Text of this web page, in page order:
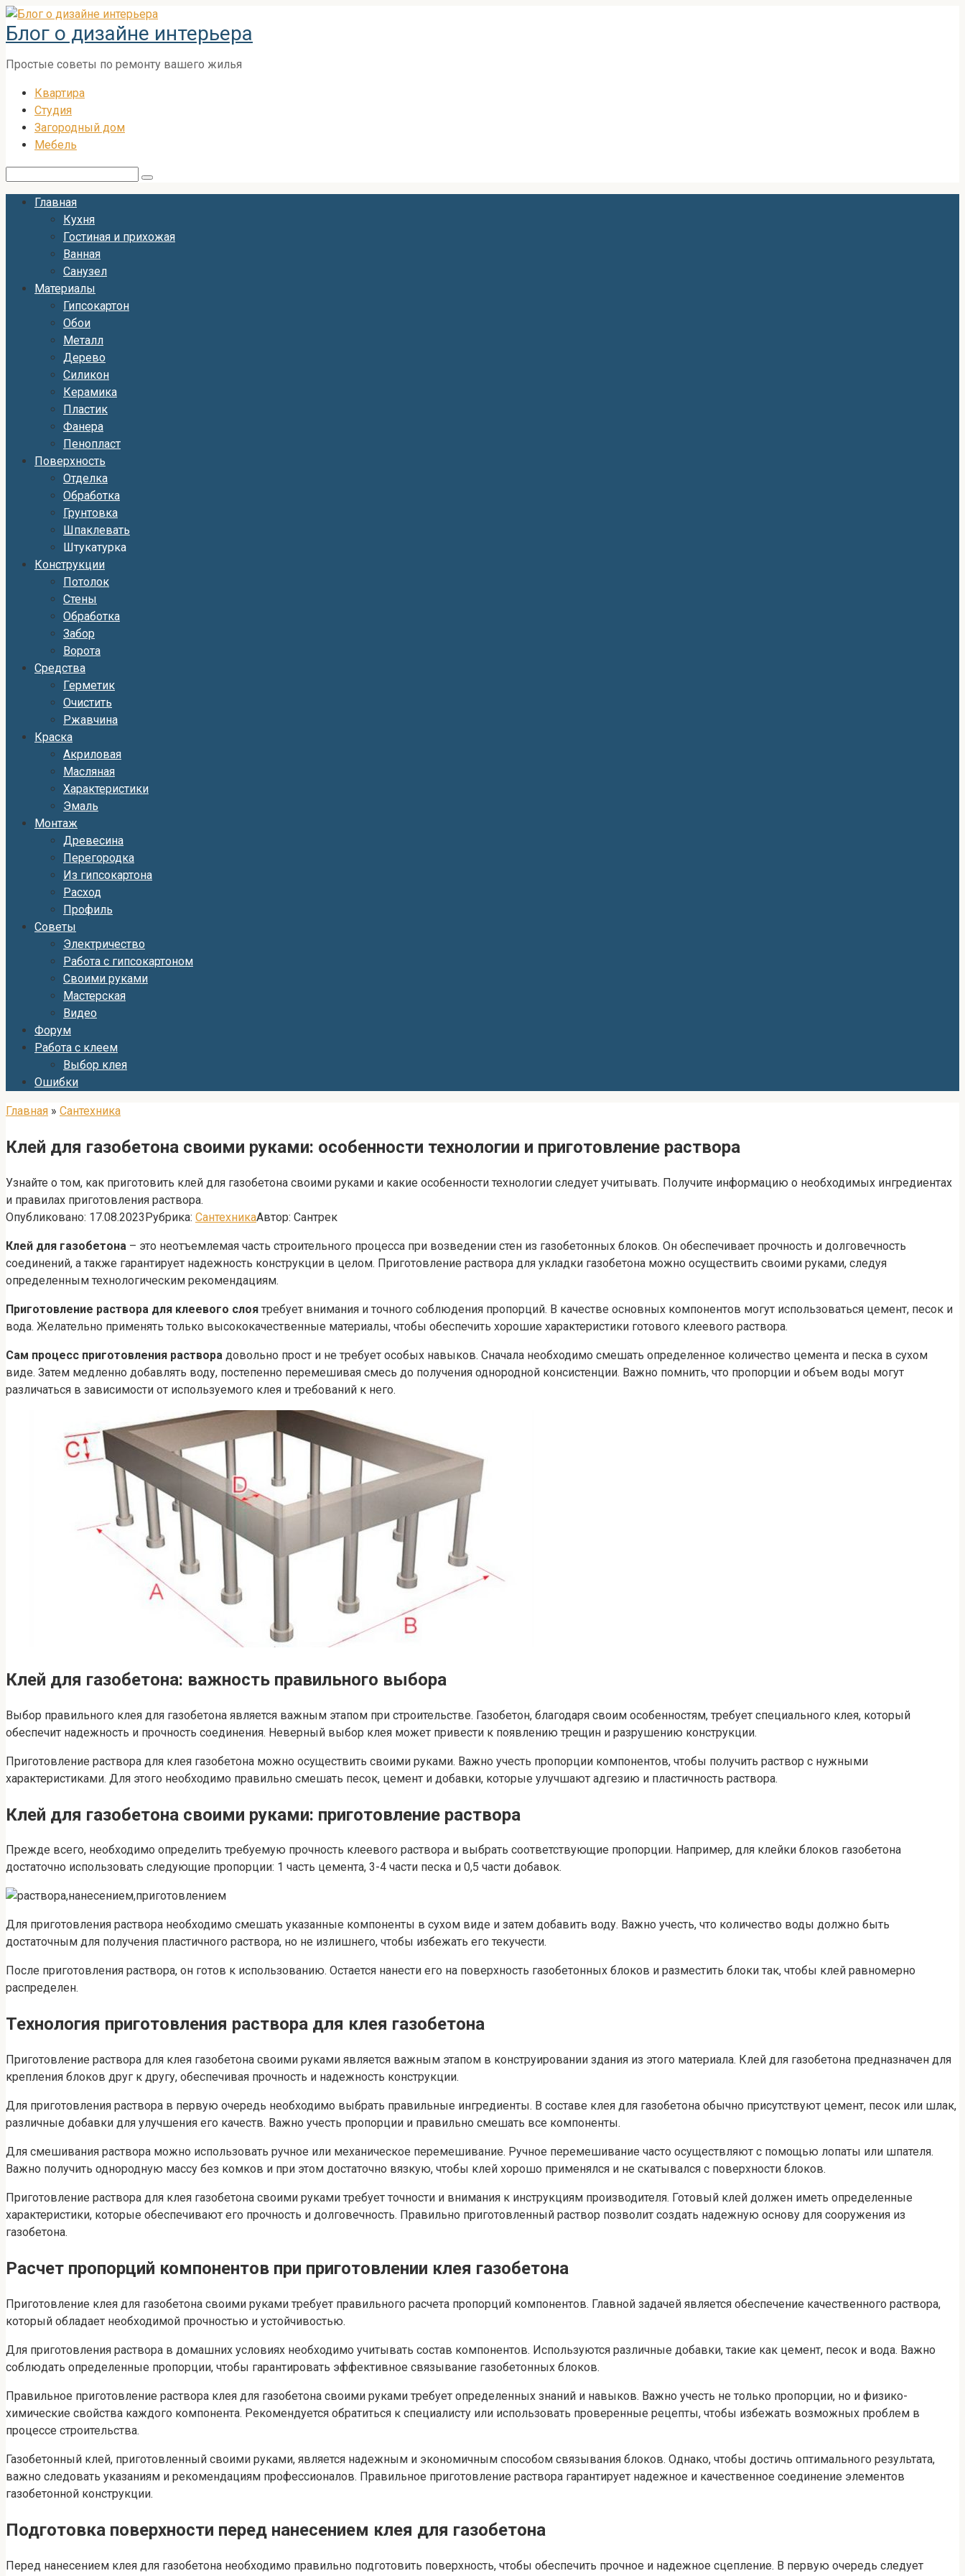
Перейти
к
контенту
Блог о дизайне интерьера
Простые советы по ремонту вашего жилья
Квартира
Студия
Загородный дом
Мебель
Главная
Кухня
Гостиная и прихожая
Ванная
Санузел
Материалы
Гипсокартон
Обои
Металл
Дерево
Силикон
Керамика
Пластик
Фанера
Пенопласт
Поверхность
Отделка
Обработка
Грунтовка
Шпаклевать
Штукатурка
Конструкции
Потолок
Стены
Обработка
Забор
Ворота
Средства
Герметик
Очистить
Ржавчина
Краска
Акриловая
Масляная
Характеристики
Эмаль
Монтаж
Древесина
Перегородка
Из гипсокартона
Расход
Профиль
Советы
Электричество
Работа с гипсокартоном
Своими руками
Мастерская
Видео
Форум
Работа с клеем
Выбор клея
Ошибки
Главная » Сантехника
Клей для газобетона своими руками: особенности технологии и приготовление раствора
Узнайте о том, как приготовить клей для газобетона своими руками и какие особенности технологии следует учитывать. Получите информацию о необходимых ингредиентах
и правилах приготовления раствора.
Опубликовано: 17.08.2023Рубрика: СантехникаАвтор: Сантрек
Клей для газобетона – это неотъемлемая часть строительного процесса при возведении стен из газобетонных блоков. Он обеспечивает прочность и долговечность
соединений, а также гарантирует надежность конструкции в целом. Приготовление раствора для укладки газобетона можно осуществить своими руками, следуя
определенным технологическим рекомендациям.
Приготовление раствора для клеевого слоя требует внимания и точного соблюдения пропорций. В качестве основных компонентов могут использоваться цемент, песок и
вода. Желательно применять только высококачественные материалы, чтобы обеспечить хорошие характеристики готового клеевого раствора.
Сам процесс приготовления раствора довольно прост и не требует особых навыков. Сначала необходимо смешать определенное количество цемента и песка в сухом
виде. Затем медленно добавлять воду, постепенно перемешивая смесь до получения однородной консистенции. Важно помнить, что пропорции и объем воды могут
различаться в зависимости от используемого клея и требований к него.
Клей для газобетона: важность правильного выбора
Выбор правильного клея для газобетона является важным этапом при строительстве. Газобетон, благодаря своим особенностям, требует специального клея, который
обеспечит надежность и прочность соединения. Неверный выбор клея может привести к появлению трещин и разрушению конструкции.
Приготовление раствора для клея газобетона можно осуществить своими руками. Важно учесть пропорции компонентов, чтобы получить раствор с нужными
характеристиками. Для этого необходимо правильно смешать песок, цемент и добавки, которые улучшают адгезию и пластичность раствора.
Клей для газобетона своими руками: приготовление раствора
Прежде всего, необходимо определить требуемую прочность клеевого раствора и выбрать соответствующие пропорции. Например, для клейки блоков газобетона
достаточно использовать следующие пропорции: 1 часть цемента, 3-4 части песка и 0,5 части добавок.
Для приготовления раствора необходимо смешать указанные компоненты в сухом виде и затем добавить воду. Важно учесть, что количество воды должно быть
достаточным для получения пластичного раствора, но не излишнего, чтобы избежать его текучести.
После приготовления раствора, он готов к использованию. Остается нанести его на поверхность газобетонных блоков и разместить блоки так, чтобы клей равномерно
распределен.
Технология приготовления раствора для клея газобетона
Приготовление раствора для клея газобетона своими руками является важным этапом в конструировании здания из этого материала. Клей для газобетона предназначен для
крепления блоков друг к другу, обеспечивая прочность и надежность конструкции.
Для приготовления раствора в первую очередь необходимо выбрать правильные ингредиенты. В составе клея для газобетона обычно присутствуют цемент, песок или шлак,
различные добавки для улучшения его качеств. Важно учесть пропорции и правильно смешать все компоненты.
Для смешивания раствора можно использовать ручное или механическое перемешивание. Ручное перемешивание часто осуществляют с помощью лопаты или шпателя.
Важно получить однородную массу без комков и при этом достаточно вязкую, чтобы клей хорошо применялся и не скатывался с поверхности блоков.
Приготовление раствора для клея газобетона своими руками требует точности и внимания к инструкциям производителя. Готовый клей должен иметь определенные
характеристики, которые обеспечивают его прочность и долговечность. Правильно приготовленный раствор позволит создать надежную основу для сооружения из
газобетона.
Расчет пропорций компонентов при приготовлении клея газобетона
Приготовление клея для газобетона своими руками требует правильного расчета пропорций компонентов. Главной задачей является обеспечение качественного раствора,
который обладает необходимой прочностью и устойчивостью.
Для приготовления раствора в домашних условиях необходимо учитывать состав компонентов. Используются различные добавки, такие как цемент, песок и вода. Важно
соблюдать определенные пропорции, чтобы гарантировать эффективное связывание газобетонных блоков.
Правильное приготовление раствора клея для газобетона своими руками требует определенных знаний и навыков. Важно учесть не только пропорции, но и физико-
химические свойства каждого компонента. Рекомендуется обратиться к специалисту или использовать проверенные рецепты, чтобы избежать возможных проблем в
процессе строительства.
Газобетонный клей, приготовленный своими руками, является надежным и экономичным способом связывания блоков. Однако, чтобы достичь оптимального результата,
важно следовать указаниям и рекомендациям профессионалов. Правильное приготовление раствора гарантирует надежное и качественное соединение элементов
газобетонной конструкции.
Подготовка поверхности перед нанесением клея для газобетона
Перед нанесением клея для газобетона необходимо правильно подготовить поверхность, чтобы обеспечить прочное и надежное сцепление. В первую очередь следует